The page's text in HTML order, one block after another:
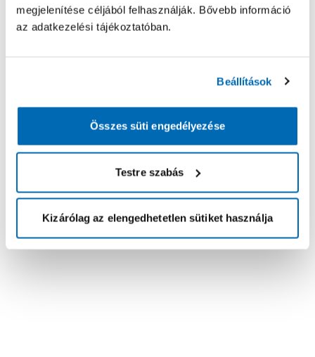
megjelenítése céljából felhasználják. Bővebb információ
az adatkezelési tájékoztatóban.
Beállítások
Összes süti engedélyezése
Testre szabás
Kizárólag az elengedhetetlen sütiket használja